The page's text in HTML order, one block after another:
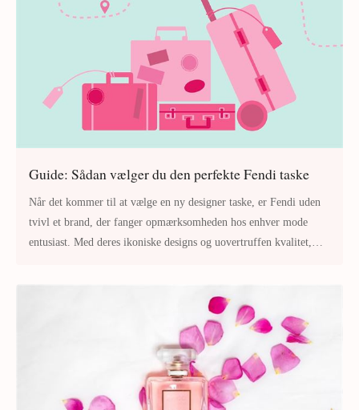
Guide: Sådan vælger du den perfekte Fendi taske
Når det kommer til at vælge en ny designer taske, er Fendi uden
tvivl et brand, der fanger opmærksomheden hos enhver mode
entusiast. Med deres ikoniske designs og uovertruffen kvalitet,